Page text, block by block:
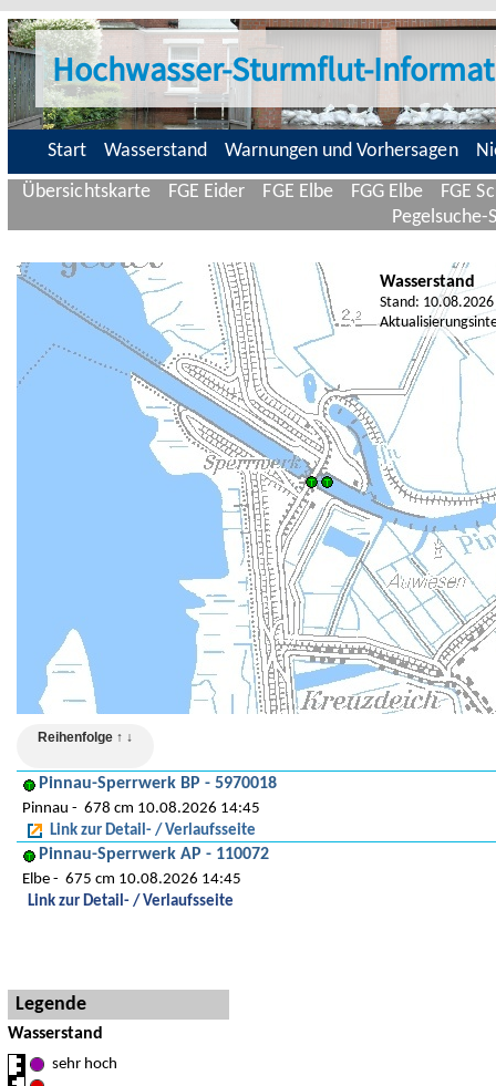
Hochwasser-Sturmflut-
Start Wasserstand Warnungen und Vorhersagen
Übersichtskarte
FGE Eider FGE Elbe FGG Elbe
FGE
Pegelsuche-
Reihenfolge ↑ ↓
Pinnau-Sperrwerk BP - 5970018
Pinnau
678 cm 10.08.2026 14:45
Link zur Detail- / Verlaufsseite
Pinnau-Sperrwerk AP - 110072
Elbe
675 cm 10.08.2026 14:45
Link zur Detail- / Verlaufsseite
Wasserstand
Stand:
Legende
Wasserstand
sehr hoch